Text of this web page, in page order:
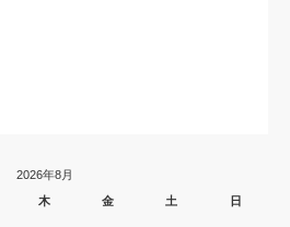
2026年8月
木 金 土 日